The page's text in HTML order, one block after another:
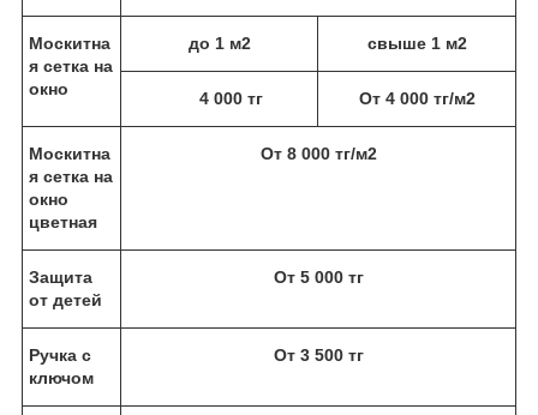
Москитна
я сетка на
окно
до 1 м2 свыше 1 м2
4 000 тг От 4 000 тг/м2
Москитна
я сетка на
окно
цветная
От 8 000 тг/м2
Защита
от детей
От 5 000 тг
Ручка с
ключом
От 3 500 тг